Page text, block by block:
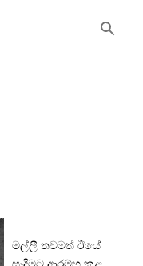
මල්ලී තවමත් ඊයේ